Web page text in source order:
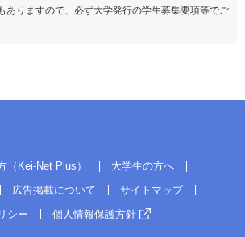
ありますので、必ず大学発行の学生募集要項等でご
（Kei-Net Plus）
大学生の方へ
広告掲載について
サイトマップ
シー
個人情報保護方針